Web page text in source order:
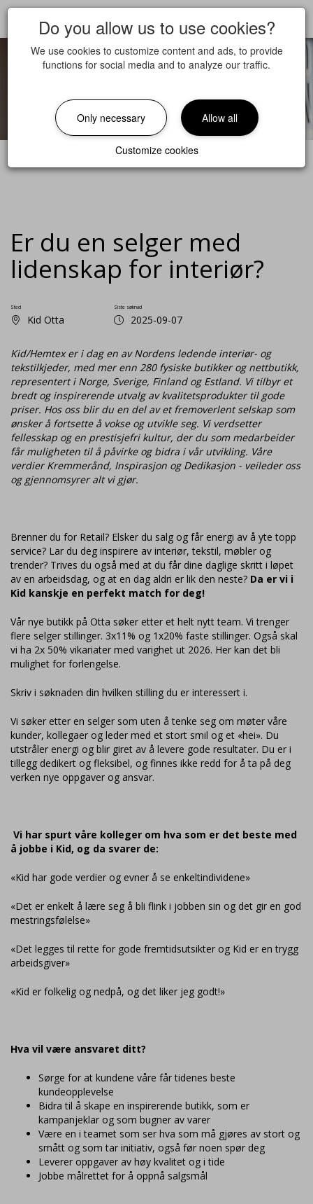
Er du en selger med
lidenskap for interiør?
Sted
Kid Otta
Siste søknad
2025-09-07
Kid/Hemtex er i dag en av Nordens ledende interiør- og
tekstilkjeder, med mer enn 280 fysiske butikker og nettbutikk,
representert i Norge, Sverige, Finland og Estland. Vi tilbyr et
bredt og inspirerende utvalg av kvalitetsprodukter til gode
priser. Hos oss blir du en del av et fremoverlent selskap som
ønsker å fortsette å vokse og utvikle seg. Vi verdsetter
fellesskap og en prestisjefri kultur, der du som medarbeider
får muligheten til å påvirke og bidra i vår utvikling. Våre
verdier Kremmerånd, Inspirasjon og Dedikasjon - veileder oss
og gjennomsyrer alt vi gjør.
Brenner du for Retail? Elsker du salg og får energi av å yte topp
service? Lar du deg inspirere av interiør, tekstil, møbler og
trender? Trives du også med at du får dine daglige skritt i løpet
av en arbeidsdag, og at en dag aldri er lik den neste? Da er vi i
Kid kanskje en perfekt match for deg!
Vår nye butikk på Otta søker etter et helt nytt team. Vi trenger
flere selger stillinger. 3x11% og 1x20% faste stillinger. Også skal
vi ha 2x 50% vikariater med varighet ut 2026. Her kan det bli
mulighet for forlengelse.
Skriv i søknaden din hvilken stilling du er interessert i.
Vi søker etter en selger som uten å tenke seg om møter våre
kunder, kollegaer og leder med et stort smil og et «hei». Du
utstråler energi og blir giret av å levere gode resultater. Du er i
tillegg dedikert og fleksibel, og finnes ikke redd for å ta på deg
verken nye oppgaver og ansvar.
Vi har spurt våre kolleger om hva som er det beste med
å jobbe i Kid, og da svarer de:
«Kid har gode verdier og evner å se enkeltindividene»
«Det er enkelt å lære seg å bli flink i jobben sin og det gir en god
mestringsfølelse»
«Det legges til rette for gode fremtidsutsikter og Kid er en trygg
arbeidsgiver»
«Kid er folkelig og nedpå, og det liker jeg godt!»
Hva vil være ansvaret ditt?
Sørge for at kundene våre får tidenes beste
kundeopplevelse
Bidra til å skape en inspirerende butikk, som er
kampanjeklar og som bugner av varer
Være en i teamet som ser hva som må gjøres av stort og
smått og som tar initiativ, også før noen spør deg
Leverer oppgaver av høy kvalitet og i tide
Jobbe målrettet for å oppnå salgsmål
Do you allow us to use cookies?
We use cookies to customize content and ads, to provide
functions for social media and to analyze our traffic.
Only necessary Allow all
Customize cookies